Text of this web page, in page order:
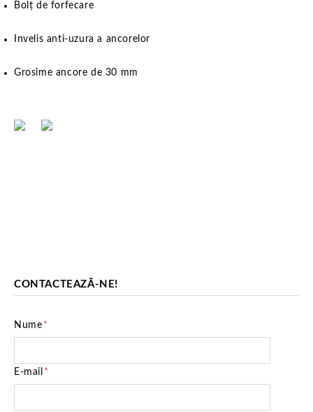
Bolț de forfecare
Invelis anti-uzura a ancorelor
Grosime ancore de 30 mm
CONTACTEAZĂ-NE!
*
Nume
*
E-mail